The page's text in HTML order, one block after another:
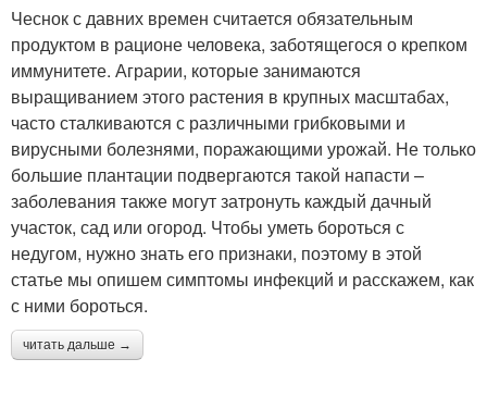
Чеснок с давних времен считается обязательным
продуктом в рационе человека, заботящегося о крепком
иммунитете. Аграрии, которые занимаются
выращиванием этого растения в крупных масштабах,
часто сталкиваются с различными грибковыми и
вирусными болезнями, поражающими урожай. Не только
большие плантации подвергаются такой напасти –
заболевания также могут затронуть каждый дачный
участок, сад или огород. Чтобы уметь бороться с
недугом, нужно знать его признаки, поэтому в этой
статье мы опишем симптомы инфекций и расскажем, как
с ними бороться.
читать дальше →